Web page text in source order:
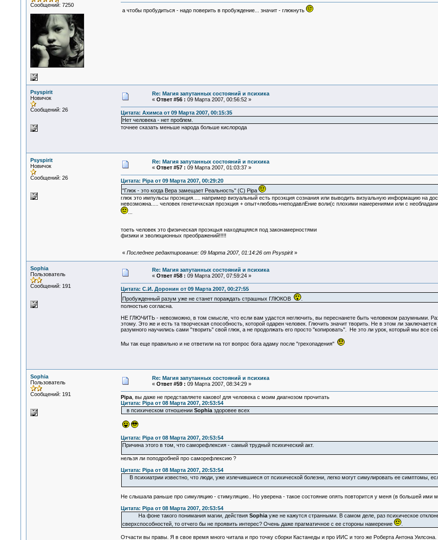
Сообщений: 7250
а чтобы пробудиться - надо поверить в пробуждение... значит - глюкнуть
Psyspirit
Новичок
Сообщений: 26
Re: Магия запутанных состояний и психика
« Ответ #56 : 09 Марта 2007, 00:56:52 »
Цитата: Ахимса от 09 Марта 2007, 00:15:35
Нет человека - нет проблем.
точнее сказать меньше народа больше кислорода
Psyspirit
Новичок
Сообщений: 26
Re: Магия запутанных состояний и психика
« Ответ #57 : 09 Марта 2007, 01:03:37 »
Цитата: Pipa от 09 Марта 2007, 00:29:20
"Глюк - это когда Вера замещает Реальность" (С) Pipa
глюк это импульсы проэкция..... например визуальный есть проэкция сознания или выводить визуальную информацию на
невозможна..... человек генетичкская проэкция + опыт+любовь+неподавлЕние воли(с плохими намерениями или с
...
тоеть человек это физическая проэкцыя находящяяся под законамерностями
физики и эволюционных преображений!!!!!
« Последнее редактирование: 09 Марта 2007, 01:14:26 от Psyspirit»
Sophia
Пользователь
Сообщений: 191
Re: Магия запутанных состояний и психика
« Ответ #58 : 09 Марта 2007, 07:59:24 »
Цитата: С.И. Доронин от 09 Марта 2007, 00:27:55
Пробужденный разум уже не станет пораждать страшных ГЛЮКОВ
.
полностью согласна.
НЕ ГЛЮЧИТЬ - невозможно, в том смысле, что если вам удастся неглючить, вы переснанете быть человеком разумными.
этому. Это же и есть та творческая способность, которой одарен человек. Глючить значит творить. Не в этом ли
разумного научились сами "творить" свой глюк, а не продолжать его просто "копировать". Не это ли урок, который мы все
Мы так еще правильно и не ответили на тот вопрос бога адаму после "грехопадения"
Sophia
Пользователь
Сообщений: 191
Re: Магия запутанных состояний и психика
« Ответ #59 : 09 Марта 2007, 08:34:29 »
Pipa, вы даже не представляете каково! для человека с моим диагнозом прочитать
Цитата: Pipa от 08 Марта 2007, 20:53:54
в психическом отношении Sophiaздоровее всех
Цитата: Pipa от 08 Марта 2007, 20:53:54
Причина этого в том, что саморефлексия - самый трудный психический акт.
нельзя ли поподробней про саморефлексию ?
Цитата: Pipa от 08 Марта 2007, 20:53:54
В психиатрии известно, что люди, уже излечившиеся от психической болезни, легко могут симулировать ее симптомы,
Не слышала раньше про симуляцию - стимуляцию.. Но уверена - такое состояние опять повторится у меня (в большей ими
Цитата: Pipa от 08 Марта 2007, 20:53:54
На фоне такого понимания магии, действия Sophiaуже не кажутся странными. В самом деле, раз психическое
сверхспособностей, то отчего бы не проявить интерес? Очень даже прагматичное с ее стороны намерение
.
Отчасти вы правы. Я в свое время много читала и про точку сборки Кастанеды и про ИИС и того же Роберта Антона